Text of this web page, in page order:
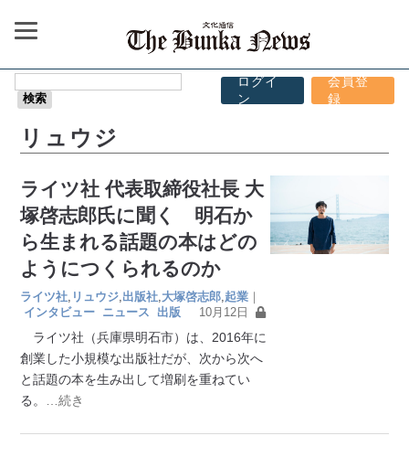
ログイ
ン
会員登
録
リュウジ
ライツ社 代表取締役社長 大
塚啓志郎氏に聞く 明石か
ら生まれる話題の本はどの
ようにつくられるのか
ライツ社 リュウジ 出版社 大塚啓志郎 ,起業 ｜
インタビュー ニュース 出版 10月12日
ライツ社（兵庫県明石市）は、2016年に
創業した小規模な出版社だが、次から次へ
と話題の本を生み出して増刷を重ねてい
る。
…続き